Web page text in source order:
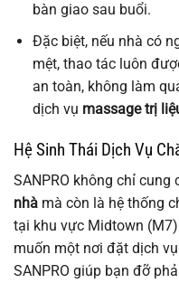
bàn giao sau buổi.
Đặc biệt, nếu nhà có
mệt, thao tác luôn
an toàn, không làm
dịch vụ massage trị
Hệ Sinh Thái Dịch Vụ
SANPRO không chỉ cung
nhà mà còn là hệ thống
tại khu vực Midtown
muốn một nơi đặt dịch
SANPRO giúp bạn đỡ